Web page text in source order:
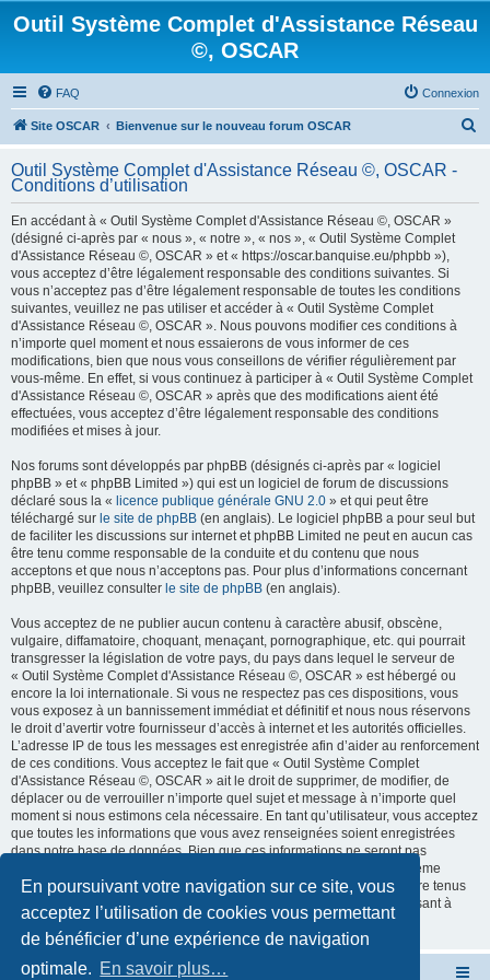
En poursuivant votre navigation sur ce site, vous
acceptez l’utilisation de cookies vous permettant
de bénéficier d’une expérience de navigation
optimale. En savoir plus…
Outil Système Complet d'Assistance Réseau
©, OSCAR
FAQ Connexion
Site OSCAR Bienvenue sur le nouveau forum OSCAR
h
Outil Système Complet d'Assistance Réseau ©, OSCAR -
Conditions d’utilisation
En accédant à « Outil Système Complet d'Assistance Réseau ©, OSCAR »
(désigné ci-après par « nous », « notre », « nos », « Outil Système Complet
d'Assistance Réseau ©, OSCAR » et « https://oscar.banquise.eu/phpbb »),
vous acceptez d’être légalement responsable des conditions suivantes. Si
vous n’acceptez pas d’être légalement responsable de toutes les conditions
suivantes, veuillez ne pas utiliser et accéder à « Outil Système Complet
d'Assistance Réseau ©, OSCAR ». Nous pouvons modifier ces conditions à
n’importe quel moment et nous essaierons de vous informer de ces
modifications, bien que nous vous conseillons de vérifier régulièrement par
vous-même. En effet, si vous continuez à participer à « Outil Système Complet
d'Assistance Réseau ©, OSCAR » après que des modifications aient été
effectuées, vous acceptez d’être légalement responsable des conditions
modifiées et mises à jour.
Nos forums sont développés par phpBB (désignés ci-après par « logiciel
phpBB » et « phpBB Limited ») qui est un logiciel de forum de discussions
déclaré sous la « licence publique générale GNU 2.0 » et qui peut être
téléchargé sur le site de phpBB (en anglais). Le logiciel phpBB a pour seul but
de faciliter les discussions sur internet et phpBB Limited ne peut en aucun cas
être tenu comme responsable de la conduite et du contenu que nous
acceptons et que nous n’acceptons pas. Pour plus d’informations concernant
phpBB, veuillez consulter le site de phpBB (en anglais).
Vous acceptez de ne publier aucun contenu à caractère abusif, obscène,
vulgaire, diffamatoire, choquant, menaçant, pornographique, etc. qui pourrait
transgresser la législation de votre pays, du pays dans lequel le serveur de
« Outil Système Complet d'Assistance Réseau ©, OSCAR » est hébergé ou
encore la loi internationale. Si vous ne respectez pas ces dispositions, vous
vous exposez à un bannissement immédiat et définitif et nous nous réservons
le droit d’avertir votre fournisseur d’accès à internet et les autorités officielles.
L’adresse IP de tous les messages est enregistrée afin d’aider au renforcement
de ces conditions. Vous acceptez le fait que « Outil Système Complet
d'Assistance Réseau ©, OSCAR » ait le droit de supprimer, de modifier, de
déplacer ou de verrouiller n’importe quel sujet et message à n’importe quel
moment si nous estimons cela nécessaire. En tant qu’utilisateur, vous acceptez
que toutes les informations que vous avez renseignées soient enregistrées
dans notre base de données. Bien que ces informations ne seront pas
diffusées à une tierce partie sans votre consentement, ni « Outil Système
Complet d'Assistance Réseau ©, OSCAR », ni phpBB, ne pourront être tenus
comme responsables en cas de tentative de piratage informatique visant à
compromettre vos données.
Site OSCAR Bienvenue sur le nouveau forum OSCAR